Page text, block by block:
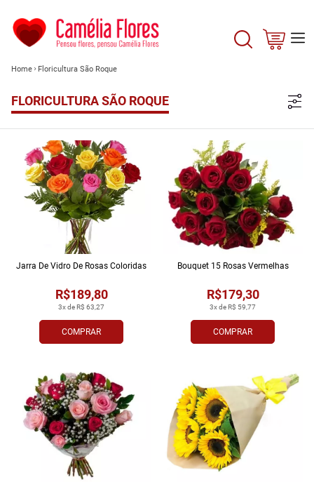
Home Floricultura São Roque
FLORICULTURA SÃO ROQUE
COMPRAR
3x de R$ 63,27
R$189,80
Jarra De Vidro De Rosas Coloridas
COMPRAR
3x de R$ 59,77
R$179,30
Bouquet 15 Rosas Vermelhas